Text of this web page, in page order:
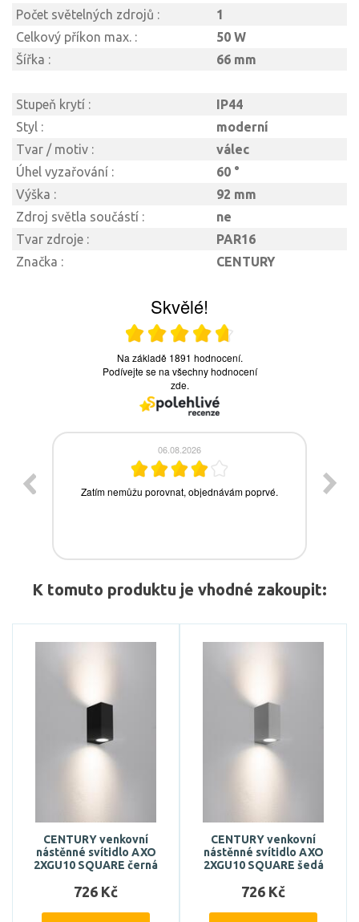
Počet světelných zdrojů :
1
Celkový příkon max. :
50 W
Šířka :
66 mm
Stupeň krytí :
IP44
Styl :
moderní
Tvar / motiv :
válec
Úhel vyzařování :
60 °
Výška :
92 mm
Zdroj světla součástí :
ne
Tvar zdroje :
PAR16
Značka :
CENTURY
K tomuto produktu je vhodné zakoupit:
CENTURY venkovní
nástěnné svítidlo AXO
2XGU10 SQUARE černá
726 Kč
CENTURY venkovní
nástěnné svítidlo AXO
2XGU10 SQUARE šedá
726 Kč